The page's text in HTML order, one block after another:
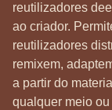
reutilizadores
ao criador.
reutilizadores
remixem,
a partir do
qualquer meio ou